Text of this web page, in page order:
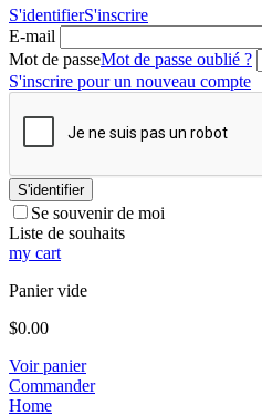
S'identifierS'inscrire
E-mail
Mot de passeMot de passe oublié ?
S'inscrire pour un nouveau compte
S'identifier
Se souvenir de moi
Liste de souhaits
my cart
Panier vide
$0.00
Voir panier
Commander
Home